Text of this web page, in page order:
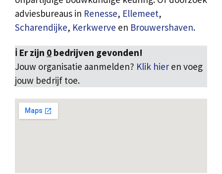
adviesbureaus in Renesse, Ellemeet,
Scharendijke, Kerkwerve en Brouwershaven.
ℹ️ Er zijn 0 bedrijven gevonden!
Jouw organisatie aanmelden? Klik hier en voeg
jouw bedrijf toe.